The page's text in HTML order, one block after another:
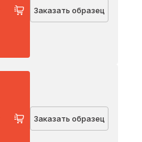
Заказать образец
Заказать образец